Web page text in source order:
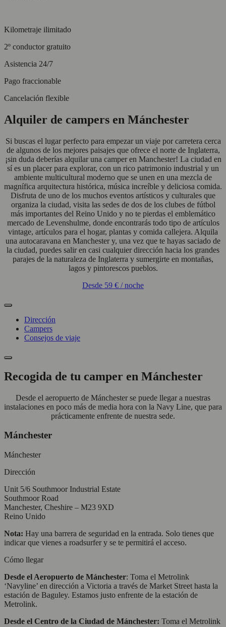
Kilometraje ilimitado
2º conductor gratuito
Asistencia 24/7
Pago fraccionable
Cancelación flexible
Alquiler de campers en Mánchester
Si buscas el lugar perfecto para empezar un viaje por carretera cerca
de algunos de los mejores paisajes que ofrece el norte de Inglaterra,
¡sin duda deberías alquilar una camper en Manchester! La ciudad en
sí es un placer para explorar, con un rico patrimonio industrial y un
ambiente multicultural moderno que se unen en una mezcla de
magnífica arquitectura histórica, música increíble y deliciosa comida.
Disfruta de uno de los muchos eventos artísticos y culturales que
organiza la ciudad, visita las sedes de dos de los clubes de fútbol
más importantes del Reino Unido y no te pierdas el emblemático
mercado de Levenshulme, donde encontrarás todo tipo de artículos
vintage, artículos para el hogar, plantas y comida callejera. Alquila
una autocaravana en Manchester y, una vez que te hayas saciado de
la ciudad, puedes salir en casi cualquier dirección hacia los grandes
parajes de la naturaleza de Inglaterra y sumergirte en montañas,
lagos y pintorescos pueblos.
Desde 59 € / noche
Dirección
Campers
Consejos de viaje
Recogida de tu camper en Mánchester
Desde el aeropuerto de Mánchester se puede llegar a nuestras
instalaciones en poco más de media hora con la Navy Line, que para
prácticamente enfrente de nuestra sede.
Mánchester
Mánchester
Dirección
Unit 5/6 Southmoor Industrial Estate
Southmoor Road
Manchester, Cheshire – M23 9XD
Reino Unido
Nota: Hay una barrera de seguridad en la entrada. Solo tienes que
indicar que vienes a roadsurfer y se te permitirá el acceso.
Cómo llegar
Desde el Aeropuerto de Mánchester: Toma el Metrolink
‘Navyline’ en dirección a Victoria a través de Market Street hasta la
estación de Baguley. Estamos justo enfrente de la estación de
Metrolink.
Desde el Centro de la Ciudad de Mánchester: Toma el Metrolink